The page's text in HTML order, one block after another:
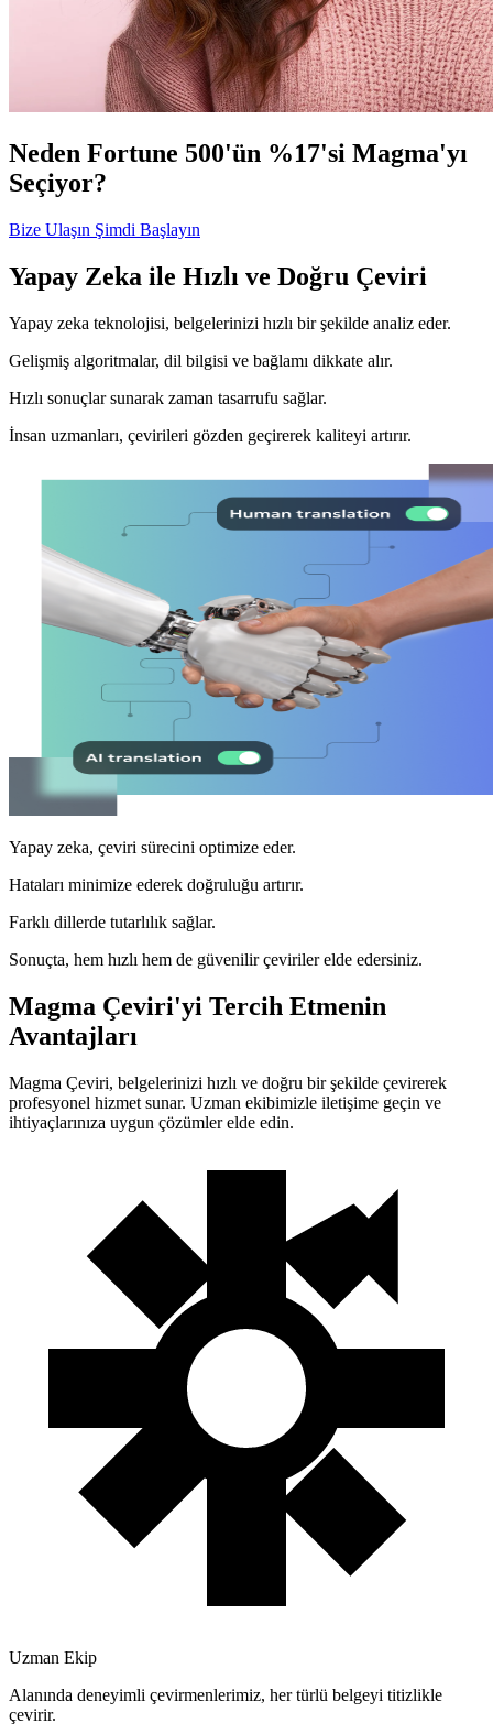
Neden Fortune 500'ün %17'si Magma'yı
Seçiyor?
Bize Ulaşın Şimdi Başlayın
Yapay Zeka ile Hızlı ve Doğru Çeviri
Yapay zeka teknolojisi, belgelerinizi hızlı bir şekilde analiz eder.
Gelişmiş algoritmalar, dil bilgisi ve bağlamı dikkate alır.
Hızlı sonuçlar sunarak zaman tasarrufu sağlar.
İnsan uzmanları, çevirileri gözden geçirerek kaliteyi artırır.
Yapay zeka, çeviri sürecini optimize eder.
Hataları minimize ederek doğruluğu artırır.
Farklı dillerde tutarlılık sağlar.
Sonuçta, hem hızlı hem de güvenilir çeviriler elde edersiniz.
Magma Çeviri'yi Tercih Etmenin
Avantajları
Magma Çeviri, belgelerinizi hızlı ve doğru bir şekilde çevirerek
profesyonel hizmet sunar. Uzman ekibimizle iletişime geçin ve
ihtiyaçlarınıza uygun çözümler elde edin.
Uzman Ekip
Alanında deneyimli çevirmenlerimiz, her türlü belgeyi titizlikle
çevirir.